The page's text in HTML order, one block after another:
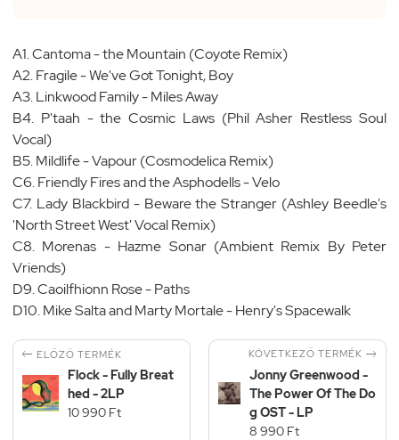
A1. Cantoma - the Mountain (Coyote Remix)
A2. Fragile - We've Got Tonight, Boy
A3. Linkwood Family - Miles Away
B4. P'taah - the Cosmic Laws (Phil Asher Restless Soul
Vocal)
B5. Mildlife - Vapour (Cosmodelica Remix)
C6. Friendly Fires and the Asphodells - Velo
C7. Lady Blackbird - Beware the Stranger (Ashley Beedle's
'North Street West' Vocal Remix)
C8. Morenas - Hazme Sonar (Ambient Remix By Peter
Vriends)
D9. Caoilfhionn Rose - Paths
D10. Mike Salta and Marty Mortale - Henry's Spacewalk
 ELŐZŐ TERMÉK
Flock - Fully Breat
hed - 2LP
10 990 Ft
KÖVETKEZŐ TERMÉK 
Jonny Greenwood -
The Power Of The Do
g OST - LP
8 990 Ft